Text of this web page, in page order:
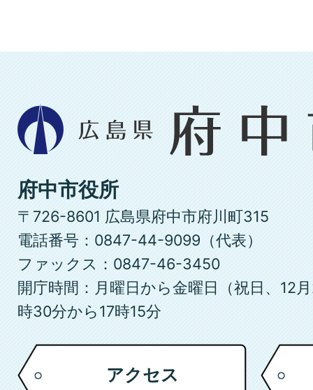
広
島
県
府
中
市
府中市役所
〒726-8601 広島県府中市府川町315
電話番号：0847-44-9099（代表）
ファックス：0847-46-3450
開庁時間：月曜日から金曜日（祝日、12
時30分から17時15分
アクセス